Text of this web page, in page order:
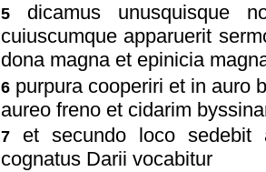
5
dicamus unusquisque
cuiuscumque apparuerit
dona magna et epinicia
6 purpura cooperiri et in auro
aureo freno et cidarim
7
et secundo loco sedebit
cognatus Darii vocabitur